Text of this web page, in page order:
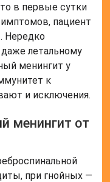
в первые сутки
пациент
Нередко
летальному
менингит у
к
и исключения.
менингит от
при гнойных —